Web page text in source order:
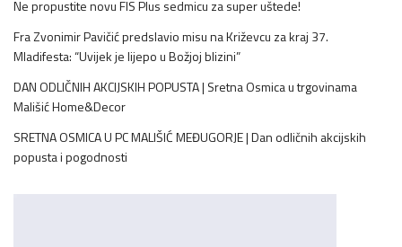
Ne propustite novu FIS Plus sedmicu za super uštede!
Fra Zvonimir Pavičić predslavio misu na Križevcu za kraj 37.
Mladifesta: “Uvijek je lijepo u Božjoj blizini”
DAN ODLIČNIH AKCIJSKIH POPUSTA | Sretna Osmica u trgovinama
Mališić Home&Decor
SRETNA OSMICA U PC MALIŠIĆ MEĐUGORJE | Dan odličnih akcijskih
popusta i pogodnosti